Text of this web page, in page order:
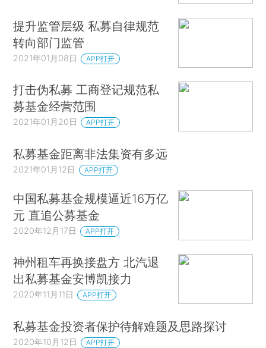
提升监管层级 私募自律规范
转向部门监管
2021年01月08日 APP打开
打击伪私募 工商登记规范私
募基金经营范围
2021年01月20日 APP打开
私募基金距离非法集资有多远
2021年01月12日 APP打开
中国私募基金规模逼近16万亿
元 直追公募基金
2020年12月17日 APP打开
神州租车再换接盘方 北汽退
出私募基金安博凯接力
2020年11月11日 APP打开
私募基金投资者保护待解难题及思路探讨
2020年10月12日 APP打开